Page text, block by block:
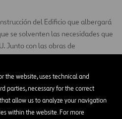
the website, uses technical and
parties, necessary for the correct
allow us to analyze your navigation
within the website. For more
del Edificio que albergará
se solventen las necesidades que
Junto con las obras de
se acometieron Obras de
cada una de ellas con los
(Fontanería, Centro de